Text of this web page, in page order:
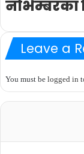
नोभेम्बरका
Leave a
You must be logged in